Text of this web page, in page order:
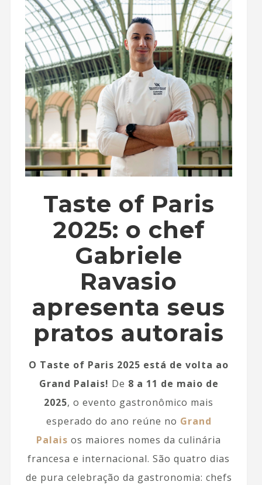
Taste of Paris
2025: o chef
Gabriele
Ravasio
apresenta seus
pratos autorais
O Taste of Paris 2025 está de volta ao
Grand Palais! De 8 a 11 de maio de
2025, o evento gastronômico mais
esperado do ano reúne no Grand
Palais os maiores nomes da culinária
francesa e internacional. São quatro dias
de pura celebração da gastronomia: chefs